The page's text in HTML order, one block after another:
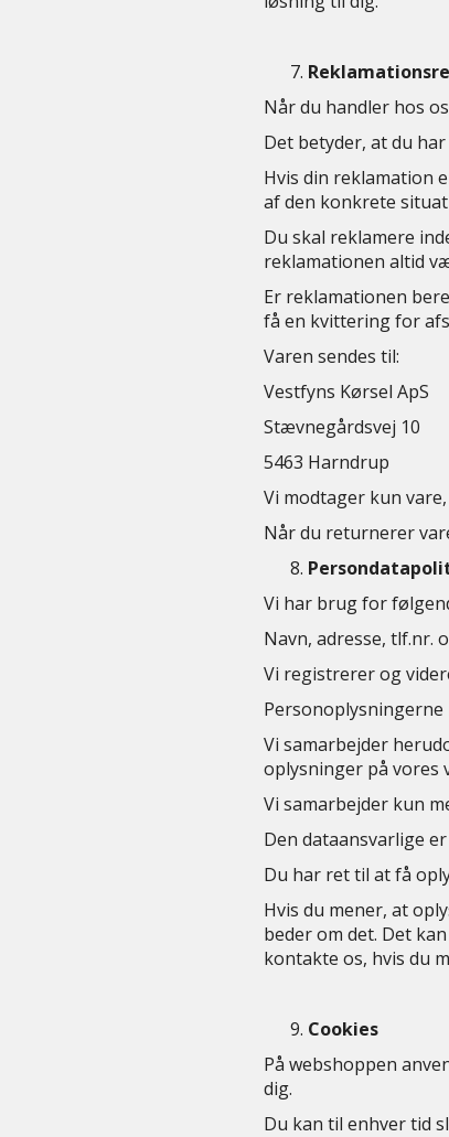
Når du handler hos
Det betyder, at du
Hvis din reklamation
af den konkrete
Du skal reklamere
reklamationen altid
Er reklamationen
få en kvittering for
Varen sendes til:
Vestfyns Kørsel ApS
Stævnegårdsvej 10
5463 Harndrup
Vi modtager kun
Når du returnerer
Vi har brug for
Navn, adresse, tlf.nr.
Vi registrerer og
Vi samarbejder
oplysninger på vores
Vi samarbejder kun
Den dataansvarlige
Du har ret til at få
Hvis du mener, at
beder om det. Det
kontakte os, hvis du
Cookies
På webshoppen
dig.
Du kan til enhver tid